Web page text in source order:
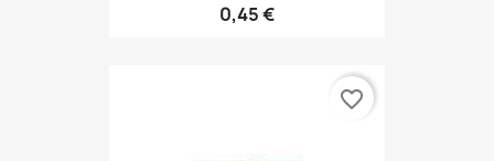
0,45 €
favorite_border